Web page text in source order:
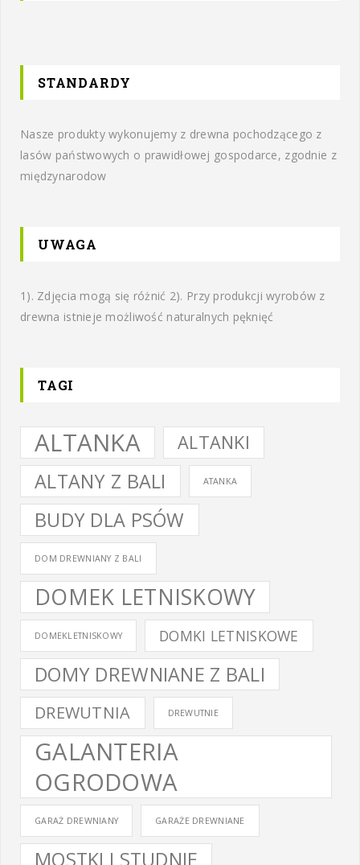
STANDARDY
Nasze produkty wykonujemy z drewna pochodzącego z
lasów państwowych o prawidłowej gospodarce, zgodnie z
międzynarodow
UWAGA
1). Zdjęcia mogą się różnić 2). Przy produkcji wyrobów z
drewna istnieje możliwość naturalnych pęknięć
TAGI
ALTANKA ALTANKI
ALTANY Z BALI ATANKA
BUDY DLA PSÓW
DOM DREWNIANY Z BALI
DOMEK LETNISKOWY
DOMEKLETNISKOWY DOMKI LETNISKOWE
DOMY DREWNIANE Z BALI
DREWUTNIA DREWUTNIE
GALANTERIA
OGRODOWA
GARAŻ DREWNIANY GARAŻE DREWNIANE
MOSTKI I STUDNIE